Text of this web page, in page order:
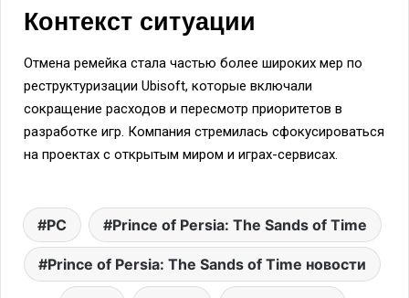
Контекст ситуации
Отмена ремейка стала частью более широких мер по
реструктуризации Ubisoft, которые включали
сокращение расходов и пересмотр приоритетов в
разработке игр. Компания стремилась сфокусироваться
на проектах с открытым миром и играх-сервисах.
PC Prince of Persia: The Sands of Time
Prince of Persia: The Sands of Time новости